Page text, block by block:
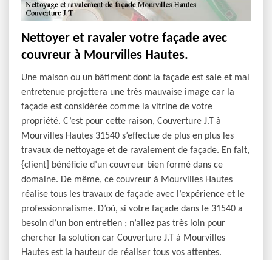
Nettoyer et ravaler votre façade avec
couvreur à Mourvilles Hautes.
Une maison ou un bâtiment dont la façade est sale et mal
entretenue projettera une très mauvaise image car la
façade est considérée comme la vitrine de votre
propriété. C’est pour cette raison, Couverture J.T à
Mourvilles Hautes 31540 s’effectue de plus en plus les
travaux de nettoyage et de ravalement de façade. En fait,
{client] bénéficie d’un couvreur bien formé dans ce
domaine. De même, ce couvreur à Mourvilles Hautes
réalise tous les travaux de façade avec l’expérience et le
professionnalisme. D’où, si votre façade dans le 31540 a
besoin d’un bon entretien ; n’allez pas très loin pour
chercher la solution car Couverture J.T à Mourvilles
Hautes est la hauteur de réaliser tous vos attentes.